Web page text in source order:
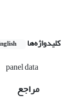
کلیدواژه‌ها
panel data
مراجع